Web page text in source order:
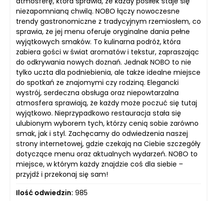
niezapomnianą chwilą. NOBO łączy nowoczesne
trendy gastronomiczne z tradycyjnym rzemiosłem, co
sprawia, że jej menu oferuje oryginalne dania pełne
wyjątkowych smaków. To kulinarna podróż, która
zabiera gości w świat aromatów i tekstur, zapraszając
do odkrywania nowych doznań. Jednak NOBO to nie
tylko uczta dla podniebienia, ale także idealne miejsce
do spotkań ze znajomymi czy rodziną. Elegancki
wystrój, serdeczna obsługa oraz niepowtarzalna
atmosfera sprawiają, że każdy może poczuć się tutaj
wyjątkowo. Nieprzypadkowo restauracja stała się
ulubionym wyborem tych, którzy cenią sobie zarówno
smak, jak i styl. Zachęcamy do odwiedzenia naszej
strony internetowej, gdzie czekają na Ciebie szczegóły
dotyczące menu oraz aktualnych wydarzeń. NOBO to
miejsce, w którym każdy znajdzie coś dla siebie –
przyjdź i przekonaj się sam!
Ilość odwiedzin: 985